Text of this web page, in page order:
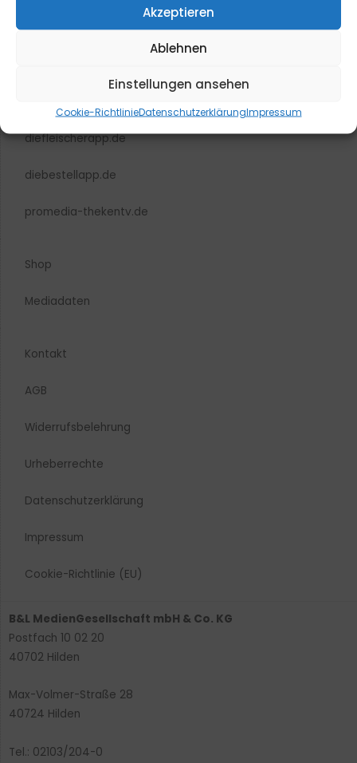
Akzeptieren
Ablehnen
Einstellungen ansehen
Cookie-RichtlinieDatenschutzerklärungImpressum
kaeseweb.de
diefleischerapp.de
diebestellapp.de
promedia-thekentv.de
Shop
Mediadaten
Kontakt
AGB
Widerrufsbelehrung
Urheberrechte​
Datenschutzerklärung
Impressum
Cookie-Richtlinie (EU)
B&L MedienGesellschaft mbH & Co. KG
Postfach 10 02 20
40702 Hilden
Max-Volmer-Straße 28
40724 Hilden
Tel.: 02103/204-0